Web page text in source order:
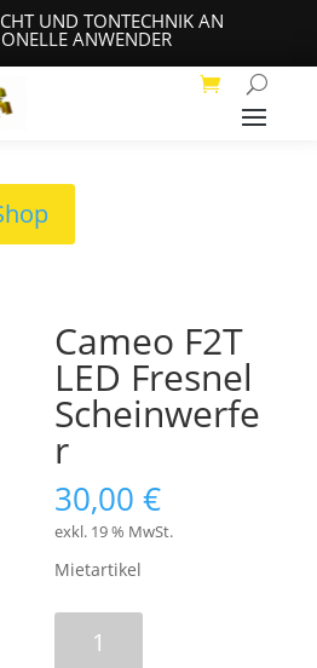
UND TONTECHNIK AN
ANWENDER
Cameo F2T
LED Fresnel
Scheinwerfe
r
30,00€
exkl. 19 % MwSt.
Mietartikel